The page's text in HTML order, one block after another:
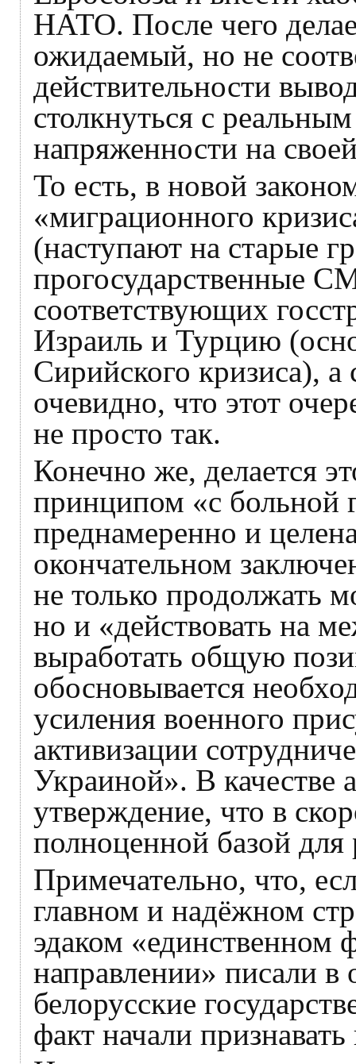
НАТО. После чего
ожидаемый, но не
действительности
столкнуться с
напряженности на
То есть, в новой
«миграционного
(наступают на старые
прогосударственные
соответствующих
Израиль и Турцию
Сирийского кризиса),
очевидно, что этот
не просто так.
Конечно же, делается
принципом «с больной
преднамеренно и
окончательном
не только продолжать
но и «действовать на
выработать общую
обосновывается
усиления военного
активизации
Украиной». В качестве
утверждение, что в
полноценной базой
Примечательно, что,
главном и надёжном
эдаком «единственном
направлении» писали
белорусские
факт начали